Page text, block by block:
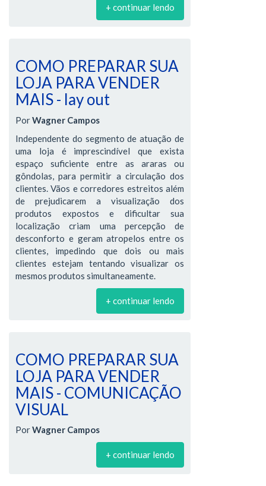
+ continuar lendo
COMO PREPARAR SUA
LOJA PARA VENDER
MAIS - lay out
PorWagner Campos
Independente do segmento de atuação de
uma loja é imprescindível que exista
espaço suficiente entre as araras ou
gôndolas, para permitir a circulação dos
clientes. Vãos e corredores estreitos além
de prejudicarem a visualização dos
produtos expostos e dificultar sua
localização criam uma percepção de
desconforto e geram atropelos entre os
clientes, impedindo que dois ou mais
clientes estejam tentando visualizar os
mesmos produtos simultaneamente.
+ continuar lendo
COMO PREPARAR SUA
LOJA PARA VENDER
MAIS - COMUNICAÇÃO
VISUAL
PorWagner Campos
+ continuar lendo